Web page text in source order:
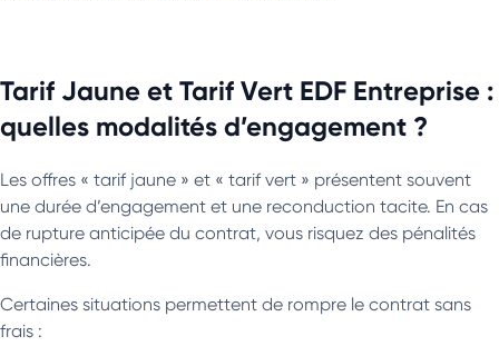
Tarif Jaune et Tarif Vert EDF Entreprise :
quelles modalités d’engagement ?
Les offres « tarif jaune » et « tarif vert » présentent souvent
une durée d’engagement et une reconduction tacite. En cas
de rupture anticipée du contrat, vous risquez des pénalités
financières.
Certaines situations permettent de rompre le contrat sans
frais :